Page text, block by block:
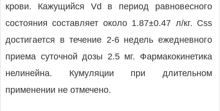
крови. Кажущийся Vd в период равновесного
состояния составляет около 1.87±0.47 л/кг. Css
достигается в течение 2-6 недель ежедневного
приема суточной дозы 2.5 мг. Фармакокинетика
нелинейна. Кумуляции при длительном
применении не отмечено.